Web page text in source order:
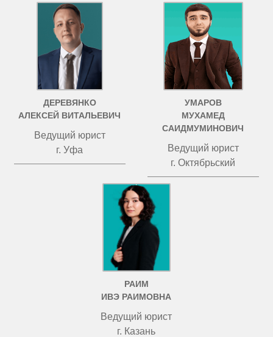
ДЕРЕВЯНКО
АЛЕКСЕЙ ВИТАЛЬЕВИЧ
Ведущий юрист
г. Уфа
УМАРОВ
МУХАМЕД
САИДМУМИНОВИЧ
Ведущий юрист
г. Октябрьский
РАИМ
ИВЭ РАИМОВНА
Ведущий юрист
г. Казань